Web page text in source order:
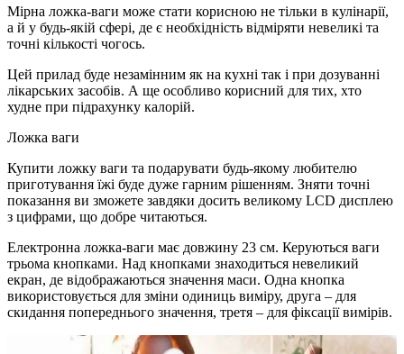
Мірна ложка-ваги може стати корисною не тільки в кулінарії,
а й у будь-якій сфері, де є необхідність відміряти невеликі та
точні кількості чогось.
Цей прилад буде незамінним як на кухні так і при дозуванні
лікарських засобів. А ще особливо корисний для тих, хто
худне при підрахунку калорій.
Ложка ваги
Купити ложку ваги та подарувати будь-якому любителю
приготування їжі буде дуже гарним рішенням. Зняти точні
показання ви зможете завдяки досить великому LCD дисплею
з цифрами, що добре читаються.
Електронна ложка-ваги має довжину 23 см. Керуються ваги
трьома кнопками. Над кнопками знаходиться невеликий
екран, де відображаються значення маси. Одна кнопка
використовується для зміни одиниць виміру, друга – для
скидання попереднього значення, третя – для фіксації вимірів.